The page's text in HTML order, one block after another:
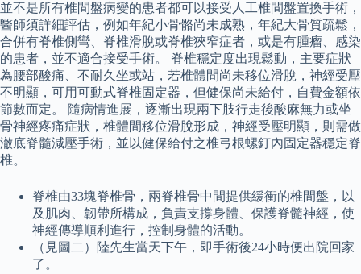
並不是所有椎間盤病變的患者都可以接受人工椎間盤置換手術，
醫師須詳細評估，例如年紀小骨骼尚未成熟，年紀大骨質疏鬆，
合併有脊椎側彎、脊椎滑脫或脊椎狹窄症者，或是有腫瘤、感染
的患者，並不適合接受手術。 脊椎穩定度出現鬆動，主要症狀
為腰部酸痛、不耐久坐或站，若椎體間尚未移位滑脫，神經受壓
不明顯，可用可動式脊椎固定器，但健保尚未給付，自費金額依
節數而定。 隨病情進展，逐漸出現兩下肢行走後酸麻無力或坐
骨神經疼痛症狀，椎體間移位滑脫形成，神經受壓明顯，則需做
澈底脊髓減壓手術，並以健保給付之椎弓根螺釘內固定器穩定脊
椎。
脊椎由33塊脊椎骨，兩脊椎骨中間提供緩衝的椎間盤，以
及肌肉、韌帶所構成，負責支撐身體、保護脊髓神經，使
神經傳導順利進行，控制身體的活動。
（見圖二）陸先生當天下午，即手術後24小時便出院回家
了。